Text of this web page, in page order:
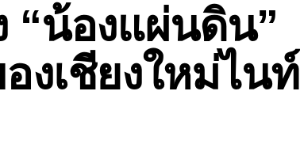
“น้องแผ่นดิน”
งเชียงใหม่ไนท์